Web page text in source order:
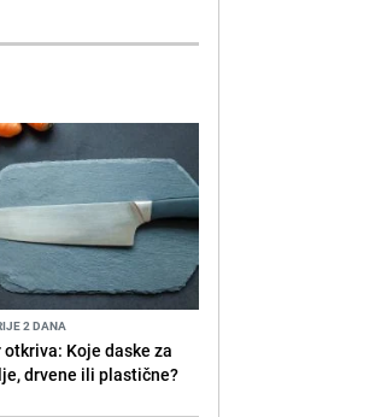
2 DANA
Koje daske za
drvene ili plastične?